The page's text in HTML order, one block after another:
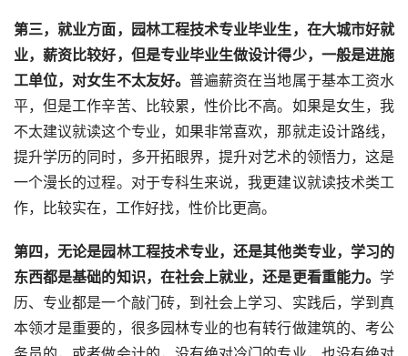
第三，就业方面，园林工程技术专业毕业生，在大城市好就
业，薪资比较好，但是专业毕业生做设计得少，一般是进施
工单位，对女生不太友好。 普遍薪资在当地属于基本工资水
平，但是工作辛苦、比较累，性价比不高。如果是女生，我
不太建议就读这个专业， 如果非常喜欢，那就走设计路线，
提升学历的同时，多开拓眼界，提升对艺术的领悟力，这是
一个漫长的过程。对于专科生来说，我更建议就读技术类工
作，比较实在，工作好找，性价比更高。
第四，无论是园林工程技术专业，还是其他类专业，学习的
东西都是基础的知识，在社会上就业，还是更看重能力。 学
历、专业都是一个敲门砖，到社会上学习、实践后，学到真
本领才是重要的，很多园林专业的也有转行做建筑的、考公